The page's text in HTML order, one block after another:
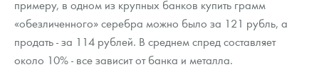
примеру, в одном из крупных банков купить грамм
«обезличенного» серебра можно было за 121 рубль, а
продать - за 114 рублей. В среднем спред составляет
около 10% - все зависит от банка и металла.